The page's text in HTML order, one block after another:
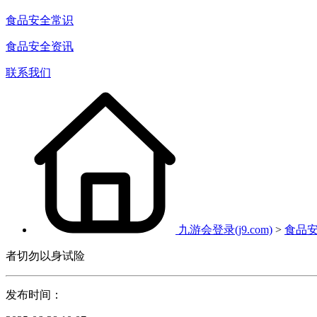
食品安全常识
食品安全资讯
联系我们
九游会登录(j9.com) > 食品
者切勿以身试险
发布时间：